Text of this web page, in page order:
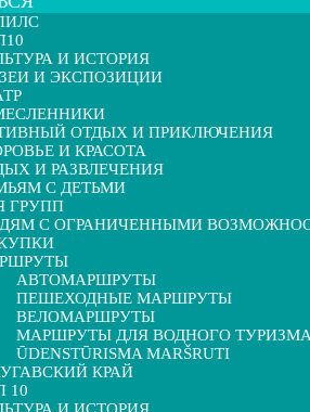
И ИСТОРИЯ
И ЭКСПОЗИЦИИ
ОТДЫХ И ПРИКЛЮЧЕНИЯ
И КРАСОТА
И РАЗВЛЕЧЕНИЯ
С ДЕТЬМИ
ГРУПП
С ОГРАНИЧЕННЫМИ
АВТОМАРШРУТЫ
ПЕШЕХОДНЫЕ МАРШРУТЫ
ВЕЛОМАРШРУТЫ
МАРШРУТЫ ДЛЯ ВОДНОГО ТУРИЗМА
ŪDENSTŪRISMA MARŠRUTI
КРАЙ
10